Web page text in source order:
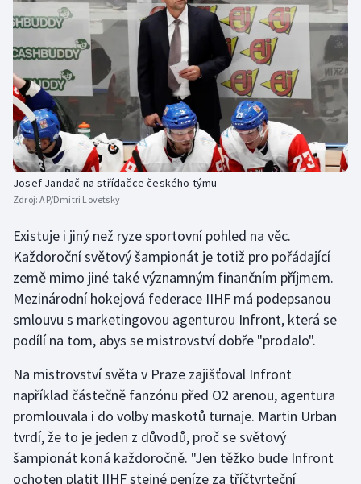
Josef Jandač na střídačce českého týmu
Zdroj:AP/Dmitri Lovetsky
Existuje i jiný než ryze sportovní pohled na věc.
Každoroční světový šampionát je totiž pro pořádající
země mimo jiné také významným finančním příjmem.
Mezinárodní hokejová federace IIHF má podepsanou
smlouvu s marketingovou agenturou Infront, která se
podílí na tom, abys se mistrovství dobře "prodalo".
Na mistrovství světa v Praze zajišťoval Infront
například částečně fanzónu před O2 arenou, agentura
promlouvala i do volby maskotů turnaje. Martin Urban
tvrdí, že to je jeden z důvodů, proč se světový
šampionát koná každoročně. "Jen těžko bude Infront
ochoten platit IIHF stejné peníze za tříčtvrteční